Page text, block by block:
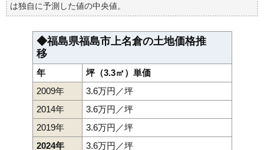
は独自に予測した値の中央値。
◆福島県福島市上名倉の土地価格推
移
年
坪（3.3㎡）単価
2009年
3.6万円／坪
2014年
3.6万円／坪
2019年
3.6万円／坪
2024年
3.6万円／坪